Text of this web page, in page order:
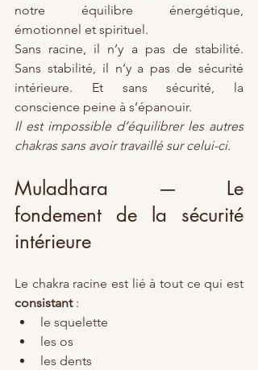
notre équilibre énergétique,
émotionnel et spirituel.
Sans racine, il n’y a pas de stabilité.
Sans stabilité, il n’y a pas de sécurité
intérieure. Et sans sécurité, la
conscience peine à s’épanouir.
Il est impossible d’équilibrer les autres
chakras sans avoir travaillé sur celui-ci.
Muladhara — Le
fondement de la sécurité
intérieure
consistant :
le squelette
les os
les dents